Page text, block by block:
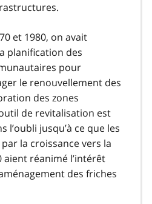
et 1980, on avait
planification des
pour
le renouvellement des
des zones
de revitalisation est
l’oubli jusqu’à ce que les
la croissance vers la
aient réanimé l’intérêt
des friches